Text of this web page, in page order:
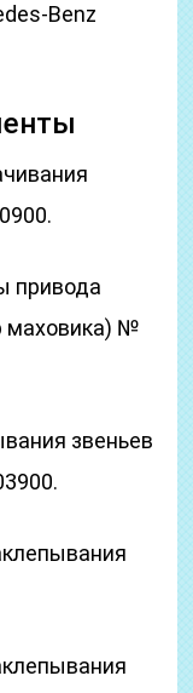
Benz
привода
маховика) №
звеньев